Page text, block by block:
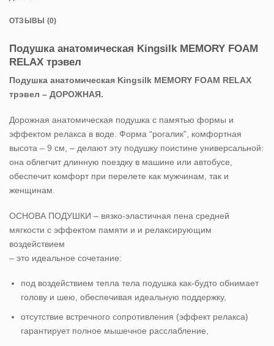
ОТЗЫВЫ (0)
Подушка анатомическая Kingsilk MEMORY FOAM
RELAX трэвел
Подушка анатомическая Kingsilk MEMORY FOAM RELAX
трэвел – ДОРОЖНАЯ.
Дорожная анатомическая подушка с памятью формы и
эффектом релакса в воде. Форма “рогалик”, комфортная
высота – 9 см, – делают эту подушку поистине универсальной:
она облегчит длинную поездку в машине или автобусе,
обеспечит комфорт при перелете как мужчинам, так и
женщинам.
ОСНОВА ПОДУШКИ – вязко-эластичная пена средней
мягкости с эффектом памяти и и релаксирующим
воздействием
– это идеальное сочетание:
под воздействием тепла тела подушка как-будто обнимает
голову и шею, обеспечивая идеальную поддержку,
отсутствие встречного сопротивления (эффект релакса)
гарантирует полное мышечное расслабление,